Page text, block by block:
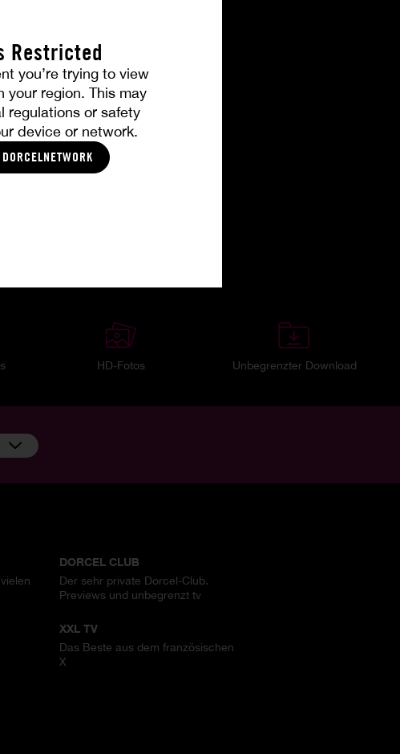
Restricted
you’re trying to view
your region. This may
regulations or safety
device or network.
HD-Fotos Unbegrenzter Download
DORCEL CLUB
Der sehr private Dorcel-Club.
Previews und unbegrenzt tv
XXL TV
Das Beste aus dem französischen
X